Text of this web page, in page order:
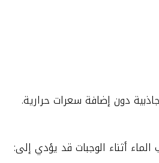
دون إضافة سعرات حرارية.
أثناء الوجبات قد يؤدي إلى: